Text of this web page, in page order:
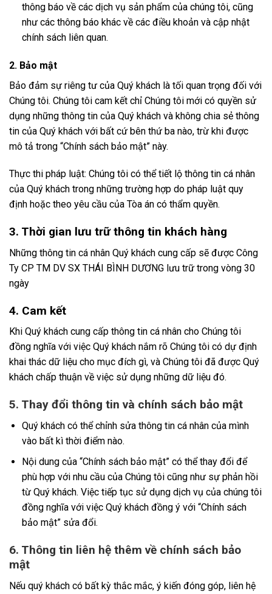
thông báo về các dịch vụ sản phẩm của chúng tôi, cũng
như các thông báo khác về các điều khoản và cập nhật
chính sách liên quan.
2. Bảo mật
Bảo đảm sự riêng tư của Quý khách là tối quan trọng đối với
Chúng tôi. Chúng tôi cam kết chỉ Chúng tôi mới có quyền sử
dụng những thông tin của Quý khách và không chia sẻ thông
tin của Quý khách với bất cứ bên thứ ba nào, trừ khi được
mô tả trong “Chính sách bảo mật” này.
Thực thi pháp luật: Chúng tôi có thể tiết lộ thông tin cá nhân
của Quý khách trong những trường hợp do pháp luật quy
định hoặc theo yêu cầu của Tòa án có thẩm quyền.
3. Thời gian lưu trữ thông tin khách hàng
Những thông tin cá nhân Quý khách cung cấp sẽ được Công
Ty CP TM DV SX THÁI BÌNH DƯƠNG lưu trữ trong vòng 30
ngày
4. Cam kết
Khi Quý khách cung cấp thông tin cá nhân cho Chúng tôi
đồng nghĩa với việc Quý khách nắm rõ Chúng tôi có dự định
khai thác dữ liệu cho mục đích gì, và Chúng tôi đã được Quý
khách chấp thuận về việc sử dụng những dữ liệu đó.
5. Thay đổi thông tin và chính sách bảo mật
Quý khách có thể chỉnh sửa thông tin cá nhân của mình
vào bất kì thời điểm nào.
Nội dung của “Chính sách bảo mật” có thể thay đổi để
phù hợp với nhu cầu của Chúng tôi cũng như sự phản hồi
từ Quý khách. Việc tiếp tục sử dụng dịch vụ của chúng tôi
đồng nghĩa với việc Quý khách đồng ý với “Chính sách
bảo mật” sửa đổi.
6. Thông tin liên hệ thêm về chính sách bảo
mật
Nếu quý khách có bất kỳ thắc mắc, ý kiến đóng góp, liên hệ